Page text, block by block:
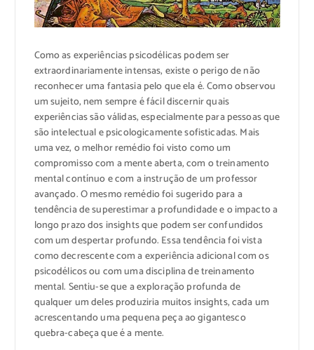
Como as experiências psicodélicas podem ser
extraordinariamente intensas, existe o perigo de não
reconhecer uma fantasia pelo que ela é. Como observou
um sujeito, nem sempre é fácil discernir quais
experiências são válidas, especialmente para pessoas que
são intelectual e psicologicamente sofisticadas. Mais
uma vez, o melhor remédio foi visto como um
compromisso com a mente aberta, com o treinamento
mental contínuo e com a instrução de um professor
avançado. O mesmo remédio foi sugerido para a
tendência de superestimar a profundidade e o impacto a
longo prazo dos insights que podem ser confundidos
com um despertar profundo. Essa tendência foi vista
como decrescente com a experiência adicional com os
psicodélicos ou com uma disciplina de treinamento
mental. Sentiu-se que a exploração profunda de
qualquer um deles produziria muitos insights, cada um
acrescentando uma pequena peça ao gigantesco
quebra-cabeça que é a mente.